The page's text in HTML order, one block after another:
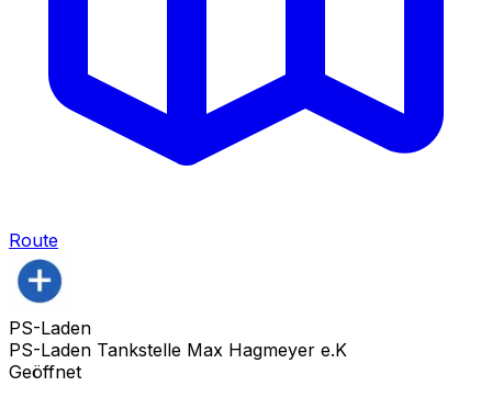
Route
PS-Laden
PS-Laden Tankstelle Max Hagmeyer e.K
Geöffnet